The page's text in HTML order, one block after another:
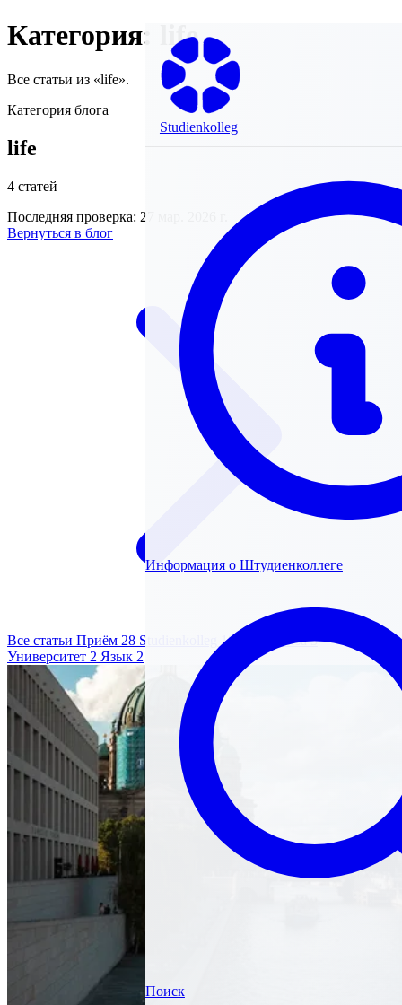
Studienkolleg
Информация о Штудиенколлеге
Поиск
Категория: life
Все статьи из «life».
Категория блога
life
4 статей
Последняя проверка: 27 мар. 2026 г.
Вернуться в блог
Все статьи Приём 28 Studienkolleg 19 Виза 3
Университет 2 Язык 2